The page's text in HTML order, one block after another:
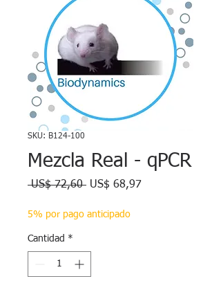
SKU: B124-100
Mezcla Real - qPCR
US$ 72,60 Precio
US$ 68,97Precio
5% por pago anticipado
Cantidad *